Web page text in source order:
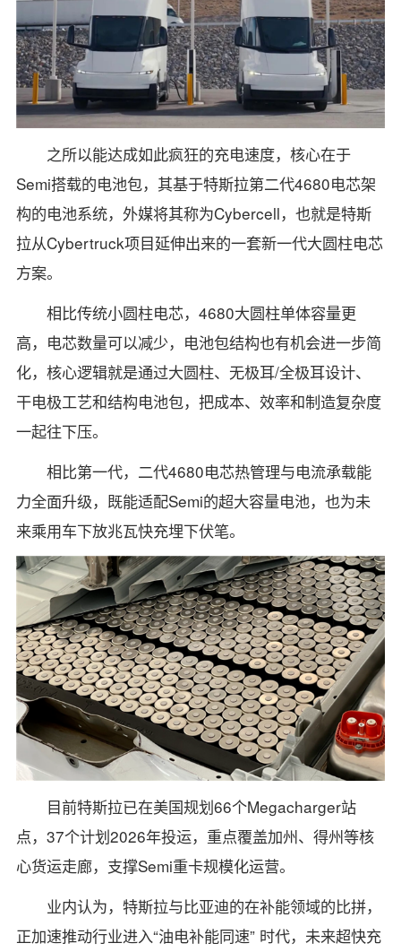
之所以能达成如此疯狂的充电速度，核心在于
Semi搭载的电池包，其基于特斯拉第二代4680电芯架
构的电池系统，外媒将其称为Cybercell，也就是特斯
拉从Cybertruck项目延伸出来的一套新一代大圆柱电芯
方案。
相比传统小圆柱电芯，4680大圆柱单体容量更
高，电芯数量可以减少，电池包结构也有机会进一步简
化，核心逻辑就是通过大圆柱、无极耳/全极耳设计、
干电极工艺和结构电池包，把成本、效率和制造复杂度
一起往下压。
相比第一代，二代4680电芯热管理与电流承载能
力全面升级，既能适配Semi的超大容量电池，也为未
来乘用车下放兆瓦快充埋下伏笔。
目前特斯拉已在美国规划66个Megacharger站
点，37个计划2026年投运，重点覆盖加州、得州等核
心货运走廊，支撑Semi重卡规模化运营。
业内认为，特斯拉与比亚迪的在补能领域的比拼，
正加速推动行业进入“油电补能同速” 时代，未来超快充